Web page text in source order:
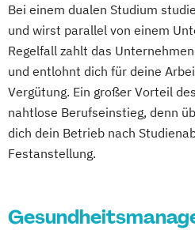
Bei einem dualen Studium
und wirst parallel von einem
Regelfall zahlt das
und entlohnt dich für deine
Vergütung. Ein großer Vorteil
nahtlose Berufseinstieg, denn
dich dein Betrieb nach
Festanstellung.